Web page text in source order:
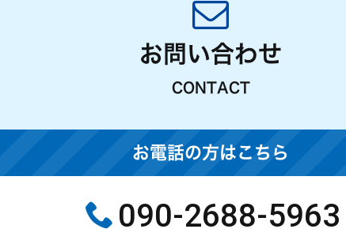
お問い合わせ
CONTACT
お電話の方はこちら
090-2688-5963